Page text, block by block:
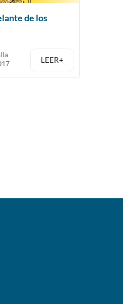
de los
LEER+